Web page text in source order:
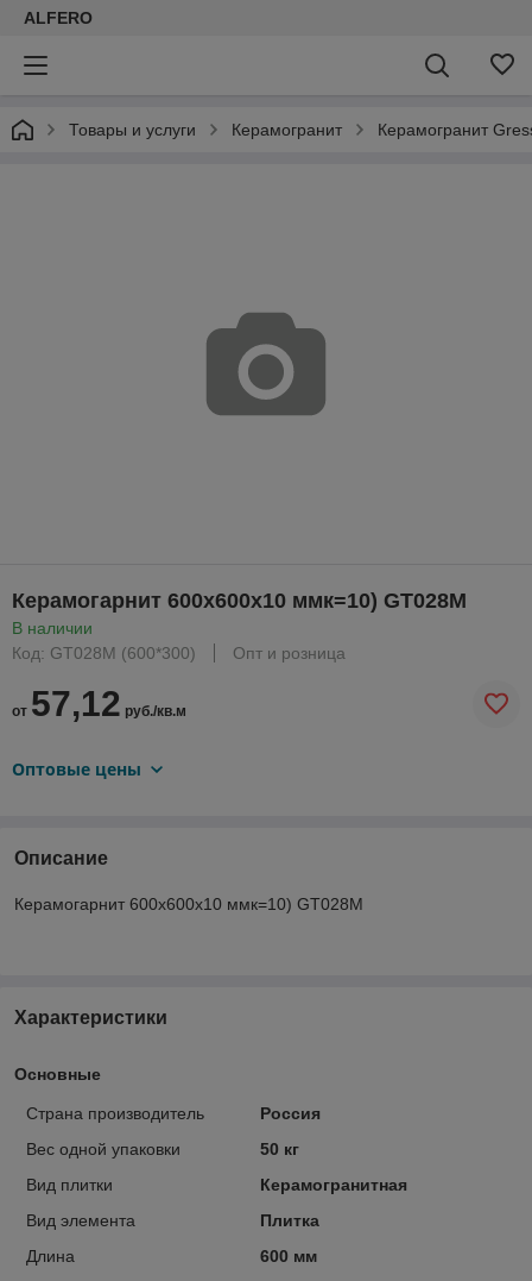
ALFERO
Товары и услуги Керамогранит Керамогранит
Керамогарнит 600х600х10 ммк=10) GT028M
В наличии
Код: GT028M (600*300)
Опт и розница
от 57,12 руб./кв.м
Оптовые цены
Описание
Керамогарнит 600х600х10 ммк=10) GT028M
Характеристики
Основные
Страна производитель
Россия
Вес одной упаковки
50 кг
Вид плитки
Керамогранитная
Вид элемента
Плитка
Длина
600 мм